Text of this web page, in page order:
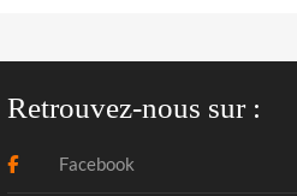
Retrouvez-nous sur :
Facebook